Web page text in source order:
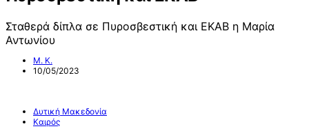
Σταθερά δίπλα σε Πυροσβεστική και ΕΚΑΒ η Μαρία
Αντωνίου
Μ. Κ.
10/05/2023
Δυτική Μακεδονία
Καιρός